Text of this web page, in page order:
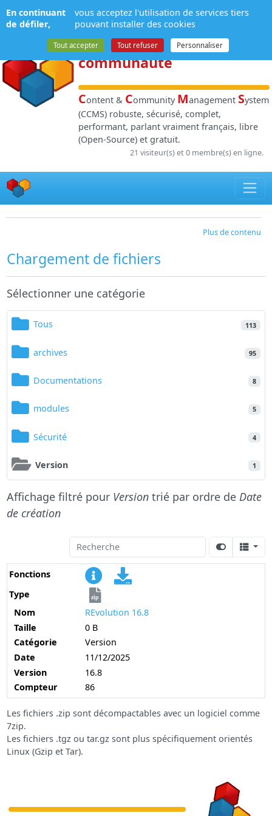
NPDS:Gestion de
contenuet de
communauté
Content & Community Management System
(CCMS) robuste, sécurisé, complet,
performant, parlant vraiment français, libre
(Open-Source) et gratuit.
21 visiteur(s) et 0 membre(s) en ligne.
Plus de contenu
Chargement de fichiers
Sélectionner une catégorie
Tous 113
archives 95
Documentations 8
modules 5
Sécurité 4
Version 1
Affichage filtré pour Versiontrié par ordre de Date
de création
Fonctions
Type
zip
Nom
REvolution 16.8
Taille
0 B
Catégorie
Version
Date
11/12/2025
Version
16.8
Compteur
86
Les fichiers .zip sont décompactables avec un logiciel comme
7zip.
Les fichiers .tgz ou tar.gz sont plus spécifiquement orientés
Linux (Gzip et Tar).
Panneau de gestion des cookies
En continuant
de défiler,
vous acceptez l'utilisation de services tiers
pouvant installer des cookies
Tout accepter Tout refuser Personnaliser